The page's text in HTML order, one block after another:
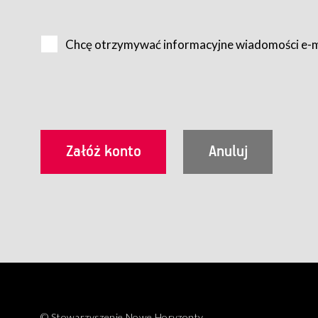
Usługobiorca przed rozpoczęciem korzystania z
utrwalenie i wydrukowanie.
§ 3
Korzystanie ze wszystkich aplikacji Serwisu może być
Chcę otrzymywać informacyjne wiadomości e-